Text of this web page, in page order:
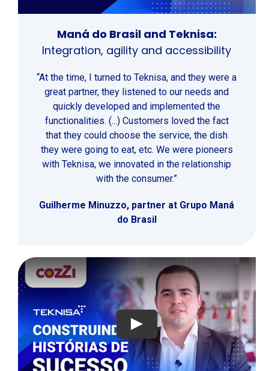
Maná do Brasil and Teknisa:
Integration, agility and accessibility
“At the time, I turned to Teknisa, and they were a
great partner, they listened to our needs and
quickly developed and implemented the
functionalities. (...) Customers loved the fact
that they could choose the service, the dish
they were going to eat, etc. We were pioneers
with Teknisa, we innovated in the relationship
with the consumer.”
Guilherme Minuzzo, partner at Grupo Maná
do Brasil
Play